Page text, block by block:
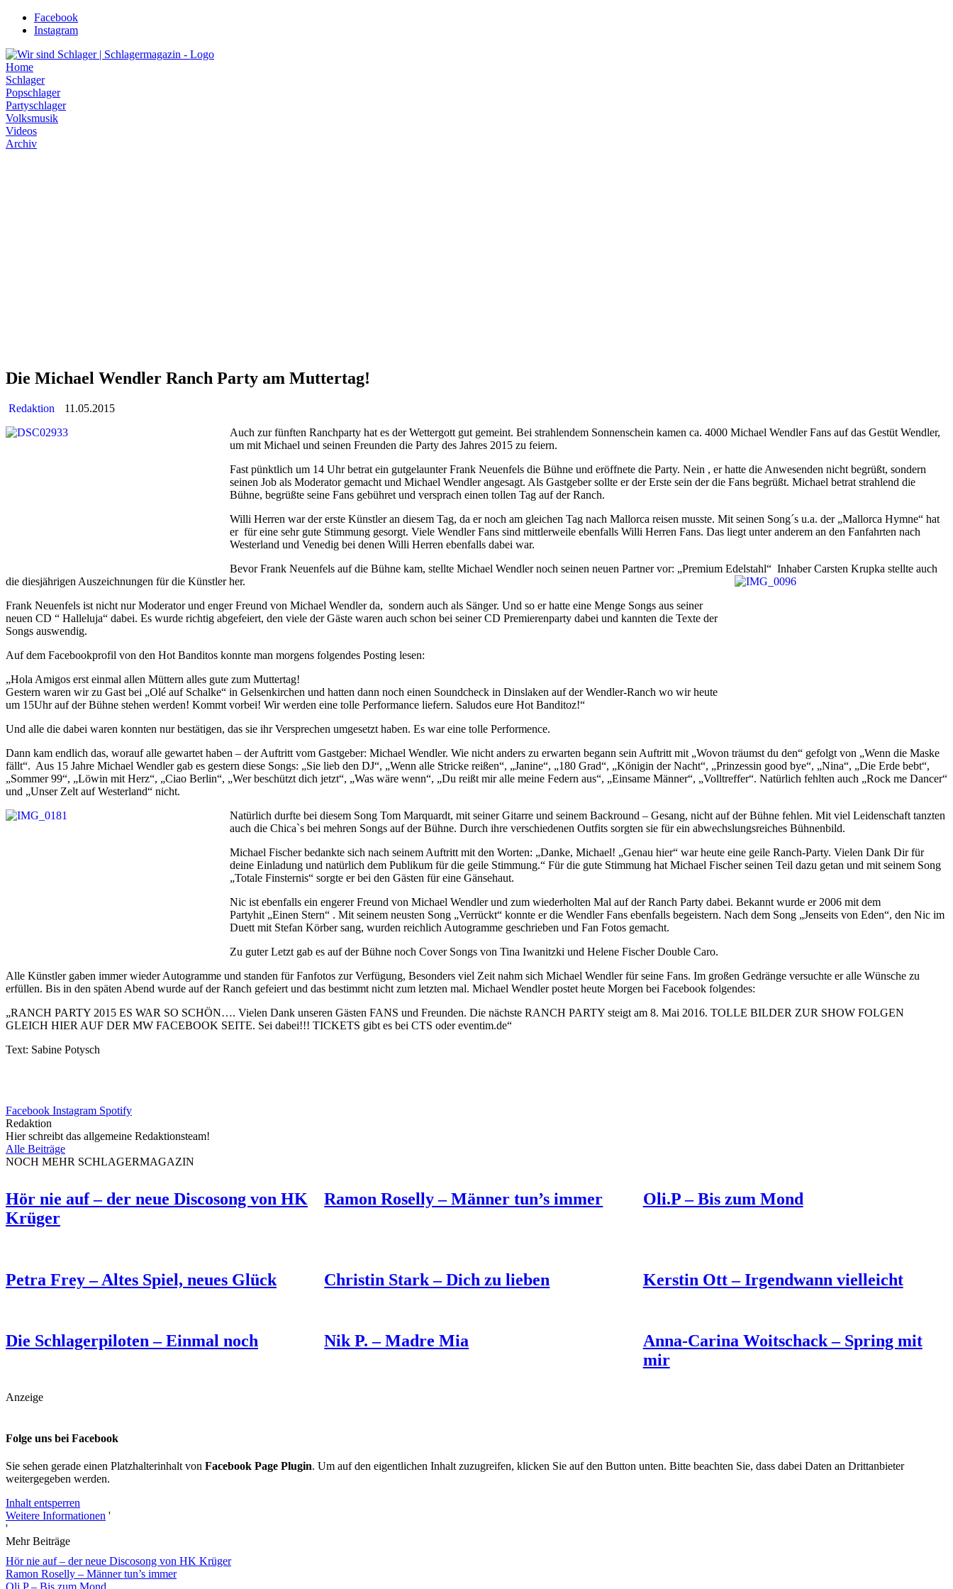
Zum
Inhalt
Facebook
Instagram
Home
Schlager
Popschlager
Partyschlager
Volksmusik
Videos
Archiv
Die Michael Wendler Ranch Party am Muttertag!
Redaktion
11.05.2015
Auch zur fünften Ranchparty hat es der Wettergott gut gemeint. Bei strahlendem Sonnenschein kamen ca. 4000 Michael Wendler Fans auf das Gestüt Wendler,
um mit Michael und seinen Freunden die Party des Jahres 2015 zu feiern.
Fast pünktlich um 14 Uhr betrat ein gutgelaunter Frank Neuenfels die Bühne und eröffnete die Party. Nein , er hatte die Anwesenden nicht begrüßt, sondern
seinen Job als Moderator gemacht und Michael Wendler angesagt. Als Gastgeber sollte er der Erste sein der die Fans begrüßt. Michael betrat strahlend die
Bühne, begrüßte seine Fans gebühret und versprach einen tollen Tag auf der Ranch.
Willi Herren war der erste Künstler an diesem Tag, da er noch am gleichen Tag nach Mallorca reisen musste. Mit seinen Song´s u.a. der „Mallorca Hymne“ hat
er für eine sehr gute Stimmung gesorgt. Viele Wendler Fans sind mittlerweile ebenfalls Willi Herren Fans. Das liegt unter anderem an den Fanfahrten nach
Westerland und Venedig bei denen Willi Herren ebenfalls dabei war.
Bevor Frank Neuenfels auf die Bühne kam, stellte Michael Wendler noch seinen neuen Partner vor: „Premium Edelstahl“ Inhaber Carsten Krupka stellte auch
die diesjährigen Auszeichnungen für die Künstler her.
Frank Neuenfels ist nicht nur Moderator und enger Freund von Michael Wendler da, sondern auch als Sänger. Und so er hatte eine Menge Songs aus seiner
neuen CD “ Halleluja“ dabei. Es wurde richtig abgefeiert, den viele der Gäste waren auch schon bei seiner CD Premierenparty dabei und kannten die Texte der
Songs auswendig.
Auf dem Facebookprofil von den Hot Banditos konnte man morgens folgendes Posting lesen:
„Hola Amigos erst einmal allen Müttern alles gute zum Muttertag!
Gestern waren wir zu Gast bei „Olé auf Schalke“ in Gelsenkirchen und hatten dann noch einen Soundcheck in Dinslaken auf der Wendler-Ranch wo wir heute
um 15Uhr auf der Bühne stehen werden! Kommt vorbei! Wir werden eine tolle Performance liefern. Saludos eure Hot Banditoz!“
Und alle die dabei waren konnten nur bestätigen, das sie ihr Versprechen umgesetzt haben. Es war eine tolle Performence.
Dann kam endlich das, worauf alle gewartet haben – der Auftritt vom Gastgeber: Michael Wendler. Wie nicht anders zu erwarten begann sein Auftritt mit „Wovon träumst du den“ gefolgt von „Wenn die Maske
fällt“. Aus 15 Jahre Michael Wendler gab es gestern diese Songs: „Sie lieb den DJ“, „Wenn alle Stricke reißen“, „Janine“, „180 Grad“, „Königin der Nacht“, „Prinzessin good bye“, „Nina“, „Die Erde bebt“,
„Sommer 99“, „Löwin mit Herz“, „Ciao Berlin“, „Wer beschützt dich jetzt“, „Was wäre wenn“, „Du reißt mir alle meine Federn aus“, „Einsame Männer“, „Volltreffer“. Natürlich fehlten auch „Rock me Dancer“
und „Unser Zelt auf Westerland“ nicht.
Natürlich durfte bei diesem Song Tom Marquardt, mit seiner Gitarre und seinem Backround – Gesang, nicht auf der Bühne fehlen. Mit viel Leidenschaft tanzten
auch die Chica`s bei mehren Songs auf der Bühne. Durch ihre verschiedenen Outfits sorgten sie für ein abwechslungsreiches Bühnenbild.
Michael Fischer bedankte sich nach seinem Auftritt mit den Worten: „Danke, Michael! „Genau hier“ war heute eine geile Ranch-Party. Vielen Dank Dir für
deine Einladung und natürlich dem Publikum für die geile Stimmung.“ Für die gute Stimmung hat Michael Fischer seinen Teil dazu getan und mit seinem Song
„Totale Finsternis“ sorgte er bei den Gästen für eine Gänsehaut.
Nic ist ebenfalls ein engerer Freund von Michael Wendler und zum wiederholten Mal auf der Ranch Party dabei. Bekannt wurde er 2006 mit dem
Partyhit „Einen Stern“ . Mit seinem neusten Song „Verrückt“ konnte er die Wendler Fans ebenfalls begeistern. Nach dem Song „Jenseits von Eden“, den Nic im
Duett mit Stefan Körber sang, wurden reichlich Autogramme geschrieben und Fan Fotos gemacht.
Zu guter Letzt gab es auf der Bühne noch Cover Songs von Tina Iwanitzki und Helene Fischer Double Caro.
Alle Künstler gaben immer wieder Autogramme und standen für Fanfotos zur Verfügung, Besonders viel Zeit nahm sich Michael Wendler für seine Fans. Im großen Gedränge versuchte er alle Wünsche zu
erfüllen. Bis in den späten Abend wurde auf der Ranch gefeiert und das bestimmt nicht zum letzten mal. Michael Wendler postet heute Morgen bei Facebook folgendes:
„RANCH PARTY 2015 ES WAR SO SCHÖN…. Vielen Dank unseren Gästen FANS und Freunden. Die nächste RANCH PARTY steigt am 8. Mai 2016. TOLLE BILDER ZUR SHOW FOLGEN
GLEICH HIER AUF DER MW FACEBOOK SEITE. Sei dabei!!! TICKETS gibt es bei CTS oder eventim.de“
Text: Sabine Potysch
Facebook Instagram Spotify
Redaktion
Hier schreibt das allgemeine Redaktionsteam!
Alle Beiträge
NOCH MEHR SCHLAGERMAGAZIN
Hör nie auf – der neue Discosong von HK
Krüger
Ramon Roselly – Männer tun’s immer Oli.P – Bis zum Mond
Petra Frey – Altes Spiel, neues Glück Christin Stark – Dich zu lieben Kerstin Ott – Irgendwann vielleicht
Die Schlagerpiloten – Einmal noch Nik P. – Madre Mia
Anna-Carina Woitschack – Spring mit
mir
Anzeige
Folge uns bei Facebook
Sie sehen gerade einen Platzhalterinhalt von Facebook Page Plugin. Um auf den eigentlichen Inhalt zuzugreifen, klicken Sie auf den Button unten. Bitte beachten Sie, dass dabei Daten an Drittanbieter
weitergegeben werden.
Inhalt entsperren
Weitere Informationen '
'
Mehr Beiträge
Hör nie auf – der neue Discosong von HK Krüger
Ramon Roselly – Männer tun’s immer
Oli.P – Bis zum Mond